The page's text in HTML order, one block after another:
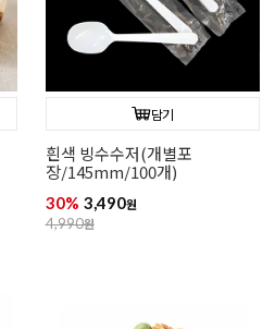
담기
흰색 빙수수저(개별포
장/145mm/100개)
30% 3,490원
4,990원